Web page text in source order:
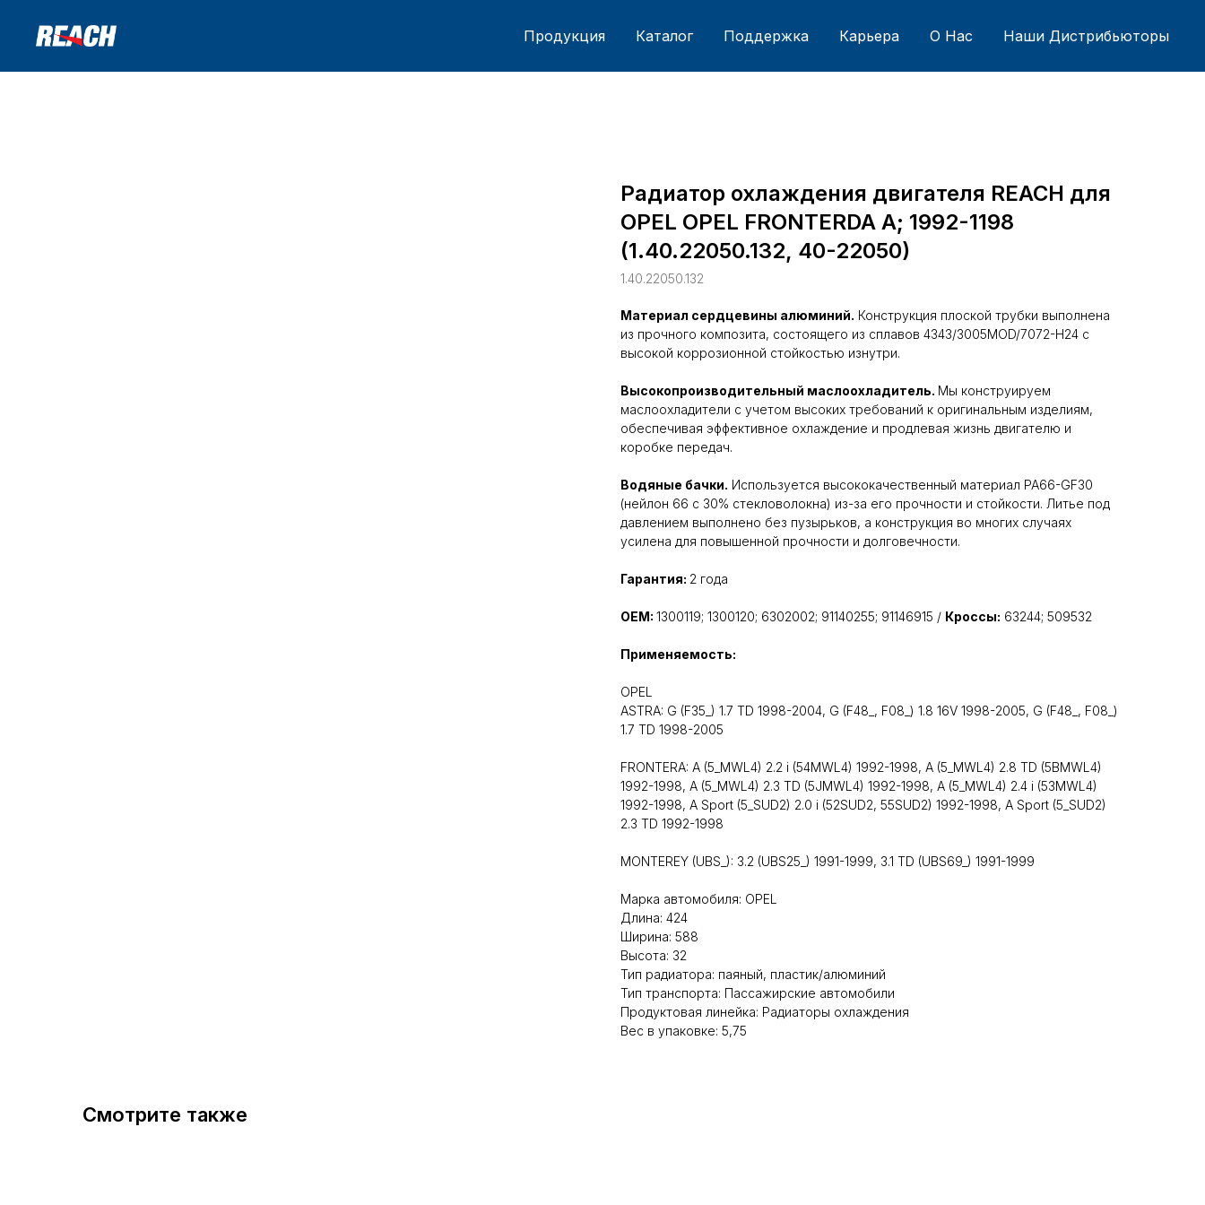
Продукция Каталог Поддержка Карьера О Нас Наши Дистрибьюторы
Радиатор охлаждения двигателя REACH для
OPEL OPEL FRONTERDA A; 1992-1198
(1.40.22050.132, 40-22050)
1.40.22050.132
Материал сердцевины алюминий. Конструкция плоской трубки выполнена
из прочного композита, состоящего из сплавов 4343/3005MOD/7072-H24 с
высокой коррозионной стойкостью изнутри.
Высокопроизводительный маслоохладитель. Мы конструируем
маслоохладители с учетом высоких требований к оригинальным изделиям,
обеспечивая эффективное охлаждение и продлевая жизнь двигателю и
коробке передач.
Водяные бачки. Используется высококачественный материал PA66-GF30
(нейлон 66 с 30% стекловолокна) из-за его прочности и стойкости. Литье под
давлением выполнено без пузырьков, а конструкция во многих случаях
усилена для повышенной прочности и долговечности.
Гарантия: 2 года
OEM: 1300119; 1300120; 6302002; 91140255; 91146915 / Кроссы: 63244; 509532
Применяемость:
OPEL
ASTRA: G (F35_) 1.7 TD 1998-2004, G (F48_, F08_) 1.8 16V 1998-2005, G (F48_, F08_)
1.7 TD 1998-2005
FRONTERA: A (5_MWL4) 2.2 i (54MWL4) 1992-1998, A (5_MWL4) 2.8 TD (5BMWL4)
1992-1998, A (5_MWL4) 2.3 TD (5JMWL4) 1992-1998, A (5_MWL4) 2.4 i (53MWL4)
1992-1998, A Sport (5_SUD2) 2.0 i (52SUD2, 55SUD2) 1992-1998, A Sport (5_SUD2)
2.3 TD 1992-1998
MONTEREY (UBS_): 3.2 (UBS25_) 1991-1999, 3.1 TD (UBS69_) 1991-1999
Марка автомобиля: OPEL
Длина: 424
Ширина: 588
Высота: 32
Тип радиатора: паяный, пластик/алюминий
Тип транспорта: Пассажирские автомобили
Продуктовая линейка: Радиаторы охлаждения
Вес в упаковке: 5,75
Смотрите также